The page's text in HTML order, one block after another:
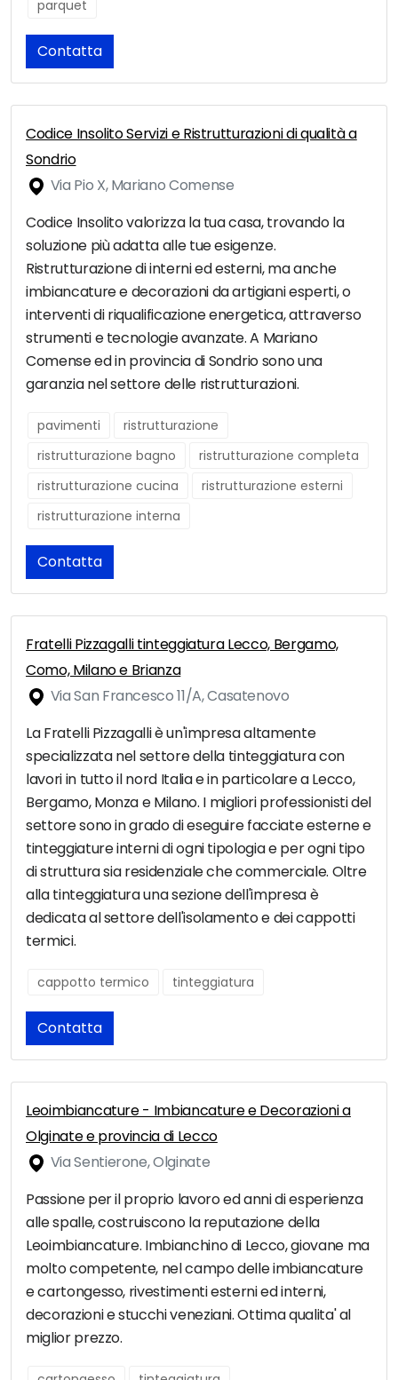
parquet
Contatta
Codice Insolito Servizi e Ristrutturazioni di qualità a
Sondrio
Via Pio X, Mariano Comense
Codice Insolito valorizza la tua casa, trovando la
soluzione più adatta alle tue esigenze.
Ristrutturazione di interni ed esterni, ma anche
imbiancature e decorazioni da artigiani esperti, o
interventi di riqualificazione energetica, attraverso
strumenti e tecnologie avanzate. A Mariano
Comense ed in provincia di Sondrio sono una
garanzia nel settore delle ristrutturazioni.
pavimenti
ristrutturazione
ristrutturazione bagno
ristrutturazione completa
ristrutturazione cucina
ristrutturazione esterni
ristrutturazione interna
Contatta
Fratelli Pizzagalli tinteggiatura Lecco, Bergamo,
Como, Milano e Brianza
Via San Francesco 11/A, Casatenovo
La Fratelli Pizzagalli è un'impresa altamente
specializzata nel settore della tinteggiatura con
lavori in tutto il nord Italia e in particolare a Lecco,
Bergamo, Monza e Milano. I migliori professionisti del
settore sono in grado di eseguire facciate esterne e
tinteggiature interni di ogni tipologia e per ogni tipo
di struttura sia residenziale che commerciale. Oltre
alla tinteggiatura una sezione dell'impresa è
dedicata al settore dell'isolamento e dei cappotti
termici.
cappotto termico tinteggiatura
Contatta
Leoimbiancature - Imbiancature e Decorazioni a
Olginate e provincia di Lecco
Via Sentierone, Olginate
Passione per il proprio lavoro ed anni di esperienza
alle spalle, costruiscono la reputazione della
Leoimbiancature. Imbianchino di Lecco, giovane ma
molto competente, nel campo delle imbiancature
e cartongesso, rivestimenti esterni ed interni,
decorazioni e stucchi veneziani. Ottima qualita' al
miglior prezzo.